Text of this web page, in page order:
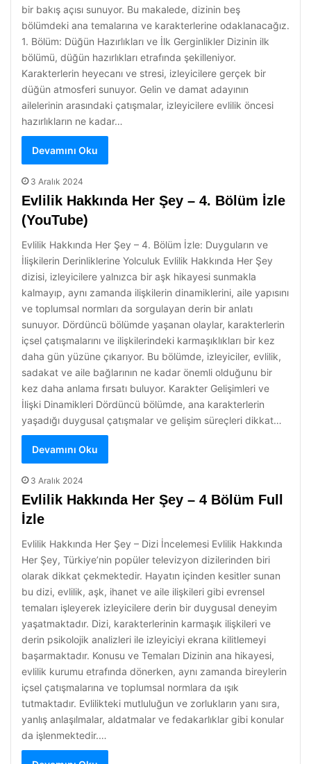
bir bakış açısı sunuyor. Bu makalede, dizinin beş
bölümdeki ana temalarına ve karakterlerine odaklanacağız.
1. Bölüm: Düğün Hazırlıkları ve İlk Gerginlikler Dizinin ilk
bölümü, düğün hazırlıkları etrafında şekilleniyor.
Karakterlerin heyecanı ve stresi, izleyicilere gerçek bir
düğün atmosferi sunuyor. Gelin ve damat adayının
ailelerinin arasındaki çatışmalar, izleyicilere evlilik öncesi
hazırlıkların ne kadar…
Devamını Oku
3 Aralık 2024
Evlilik Hakkında Her Şey – 4. Bölüm İzle
(YouTube)
Evlilik Hakkında Her Şey – 4. Bölüm İzle: Duyguların ve
İlişkilerin Derinliklerine Yolculuk Evlilik Hakkında Her Şey
dizisi, izleyicilere yalnızca bir aşk hikayesi sunmakla
kalmayıp, aynı zamanda ilişkilerin dinamiklerini, aile yapısını
ve toplumsal normları da sorgulayan derin bir anlatı
sunuyor. Dördüncü bölümde yaşanan olaylar, karakterlerin
içsel çatışmalarını ve ilişkilerindeki karmaşıklıkları bir kez
daha gün yüzüne çıkarıyor. Bu bölümde, izleyiciler, evlilik,
sadakat ve aile bağlarının ne kadar önemli olduğunu bir
kez daha anlama fırsatı buluyor. Karakter Gelişimleri ve
İlişki Dinamikleri Dördüncü bölümde, ana karakterlerin
yaşadığı duygusal çatışmalar ve gelişim süreçleri dikkat…
Devamını Oku
3 Aralık 2024
Evlilik Hakkında Her Şey – 4 Bölüm Full
İzle
Evlilik Hakkında Her Şey – Dizi İncelemesi Evlilik Hakkında
Her Şey, Türkiye’nin popüler televizyon dizilerinden biri
olarak dikkat çekmektedir. Hayatın içinden kesitler sunan
bu dizi, evlilik, aşk, ihanet ve aile ilişkileri gibi evrensel
temaları işleyerek izleyicilere derin bir duygusal deneyim
yaşatmaktadır. Dizi, karakterlerinin karmaşık ilişkileri ve
derin psikolojik analizleri ile izleyiciyi ekrana kilitlemeyi
başarmaktadır. Konusu ve Temaları Dizinin ana hikayesi,
evlilik kurumu etrafında dönerken, aynı zamanda bireylerin
içsel çatışmalarına ve toplumsal normlara da ışık
tutmaktadır. Evlilikteki mutluluğun ve zorlukların yanı sıra,
yanlış anlaşılmalar, aldatmalar ve fedakarlıklar gibi konular
da işlenmektedir.…